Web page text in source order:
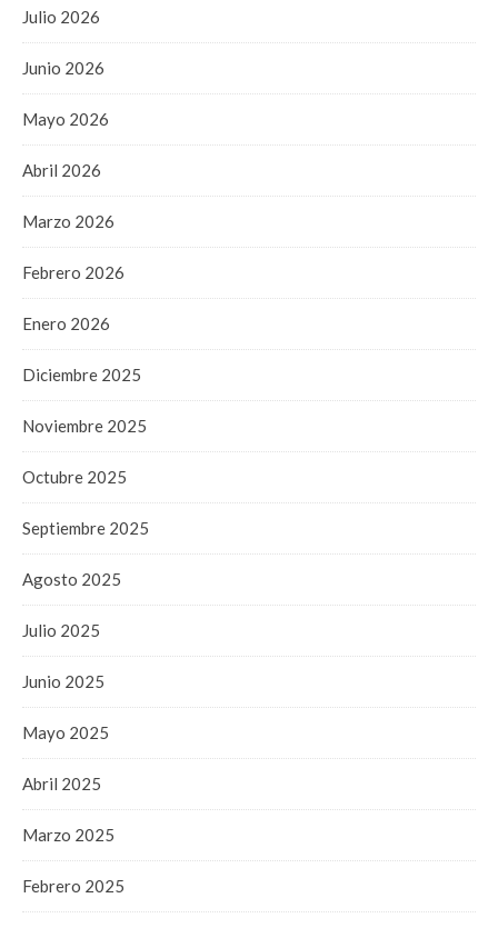
Julio 2026
Junio 2026
Mayo 2026
Abril 2026
Marzo 2026
Febrero 2026
Enero 2026
Diciembre 2025
Noviembre 2025
Octubre 2025
Septiembre 2025
Agosto 2025
Julio 2025
Junio 2025
Mayo 2025
Abril 2025
Marzo 2025
Febrero 2025